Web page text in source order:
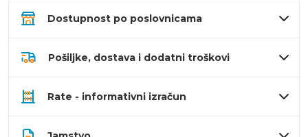
Dostupnost po poslovnicama
Pošiljke, dostava i dodatni troškovi
Rate - informativni izračun